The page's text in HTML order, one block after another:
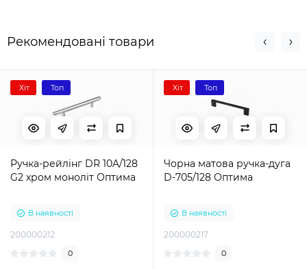
Рекомендовані товари
Хіт Топ
Ручка-рейлінг DR 10A/128
G2 хром моноліт Оптима
В наявності
200000212
0
Хіт Топ
Чорна матова ручка-дуга
D-705/128 Оптима
В наявності
200000217
0